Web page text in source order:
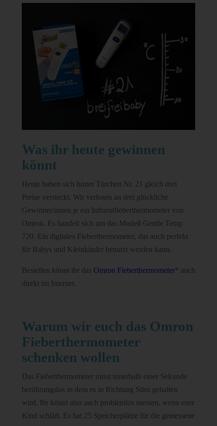
Was ihr heute gewinnen
könnt
Heute haben sich hinter Türchen Nr. 21 gleich drei
Preise versteckt. Wir verlosen an drei glückliche
Gewinner/innen je ein Infrarotfieberthermometer von
Omron. Es handelt sich um das Modell Gentle Temp
720. Ein digitales Fieberthermometer, das auch perfekt
für Babys und Kleinkinder benutzt werden kann.
Bestellen könnt ihr das Omron Fieberthermometer* auch
direkt im Internet.
Warum wir euch das Omron
Fieberthermometer
schenken wollen
Das Fieberthermometer misst innerhalb einer Sekunde
berührungslos in dem es in Richtung Stirn gehalten
wird. Ihr könnt also auch problemlos messen, wenn euer
Kind schläft. Es hat 25 Speicherplätze für die gemessene